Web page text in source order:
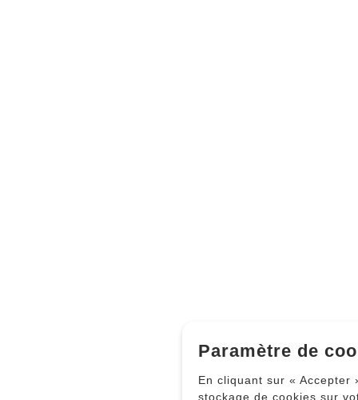
Paramètre de
En cliquant sur « Accepter
stockage de cookies sur